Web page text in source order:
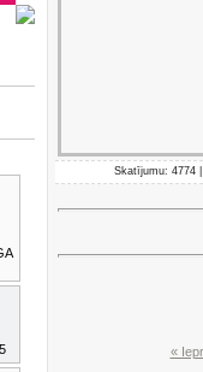
Skatījumu: 4774
«